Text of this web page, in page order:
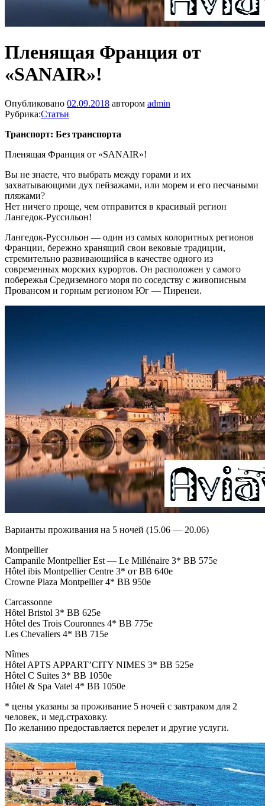
Пленящая Франция от
«SANAIR»!
Опубликовано 02.09.2018 автором admin
Рубрика:Статьи
Транспорт: Без транспорта
Пленящая Франция от «SANAIR»!
Вы не знаете, что выбрать между горами и их
захватывающими дух пейзажами, или морем и его песчаными
пляжами?
Нет ничего проще, чем отправится в красивый регион
Лангедок-Руссильон!
Лангедок-Руссильон — один из самых колоритных регионов
Франции, бережно хранящий свои вековые традиции,
стремительно развивающийся в качестве одного из
современных морских курортов. Он расположен у самого
побережья Средиземного моря по соседству с живописным
Провансом и горным регионом Юг — Пиренеи‎.
Варианты проживания на 5 ночей (15.06 — 20.06)
Montpellier
Campanile Montpellier Est — Le Millénaire 3* BB 575e
Hôtel ibis Montpellier Centre 3* от BB 640e
Crowne Plaza Montpellier 4* BB 950e
Carcassonne
Hôtel Bristol 3* BB 625e
Hôtel des Trois Couronnes 4* BB 775e
Les Chevaliers 4* BB 715e
Nîmes
Hôtel APTS APPART’CITY NIMES 3* BB 525e
Hôtel C Suites 3* BB 1050e
Hôtel & Spa Vatel 4* BB 1050e
* цены указаны за проживание 5 ночей с завтраком для 2
человек, и мед.страховку.
По желанию предоставляется перелет и другие услуги.